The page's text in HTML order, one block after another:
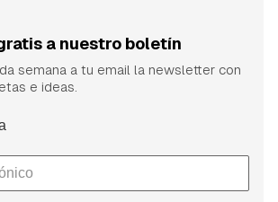
a nuestro boletín
semana a tu email la newsletter con
e ideas.